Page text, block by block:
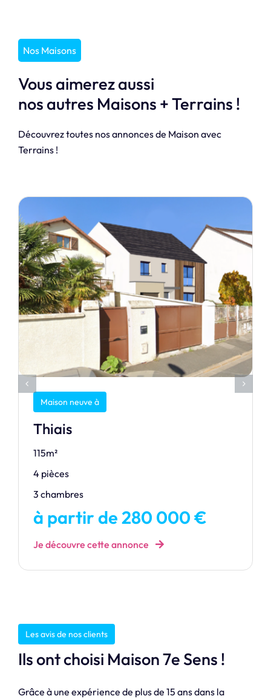
Nos Maisons
Vous aimerez aussi
nos autres Maisons + Terrains !
Découvrez toutes nos annonces de Maison avec
Terrains !
Maison neuve à
Thiais
115m²
4 pièces
3 chambres
à partir de 280 000 €
Je découvre cette annonce
Les avis de nos clients
Ils ont choisi Maison 7e Sens !
Grâce à une expérience de plus de 15 ans dans la